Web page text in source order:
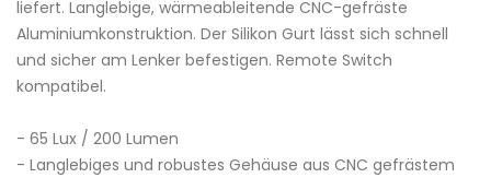
liefert. Langlebige, wärmeableitende CNC-gefräste
Aluminiumkonstruktion. Der Silikon Gurt lässt sich schnell
und sicher am Lenker befestigen. Remote Switch
kompatibel.
- 65 Lux / 200 Lumen
- Langlebiges und robustes Gehäuse aus CNC gefrästem